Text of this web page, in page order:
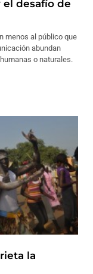
desafío de
menos al público que
abundan
o naturales.
la